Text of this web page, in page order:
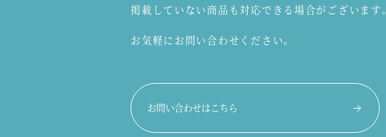
掲載していない商品も対応できる場合がございます。
お気軽にお問い合わせください。
お問い合わせはこちら